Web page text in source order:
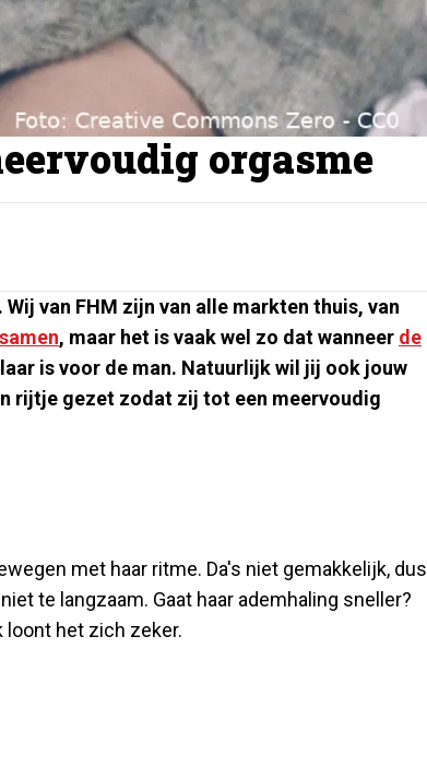
orgasme
van FHM zijn van alle markten thuis, van
samen, maar het is vaak wel zo dat wanneer de
is voor de man. Natuurlijk wil jij ook jouw
rijtje gezet zodat zij tot een meervoudig
met haar ritme. Da's niet gemakkelijk, dus
te langzaam. Gaat haar ademhaling sneller?
loont het zich zeker.